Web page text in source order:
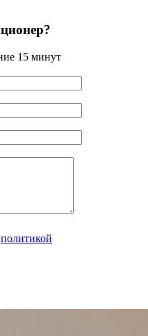
15 минут
политикой